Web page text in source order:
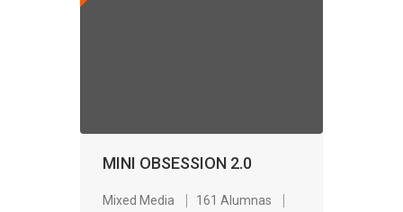
MINI OBSESSION 2.0
Mixed Media
161 Alumnas